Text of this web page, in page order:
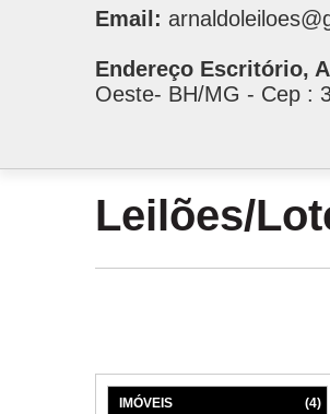
Email:
Endereço Escritório,
Oeste- BH/MG - Cep :
Leilões/
IMÓVEIS (4)